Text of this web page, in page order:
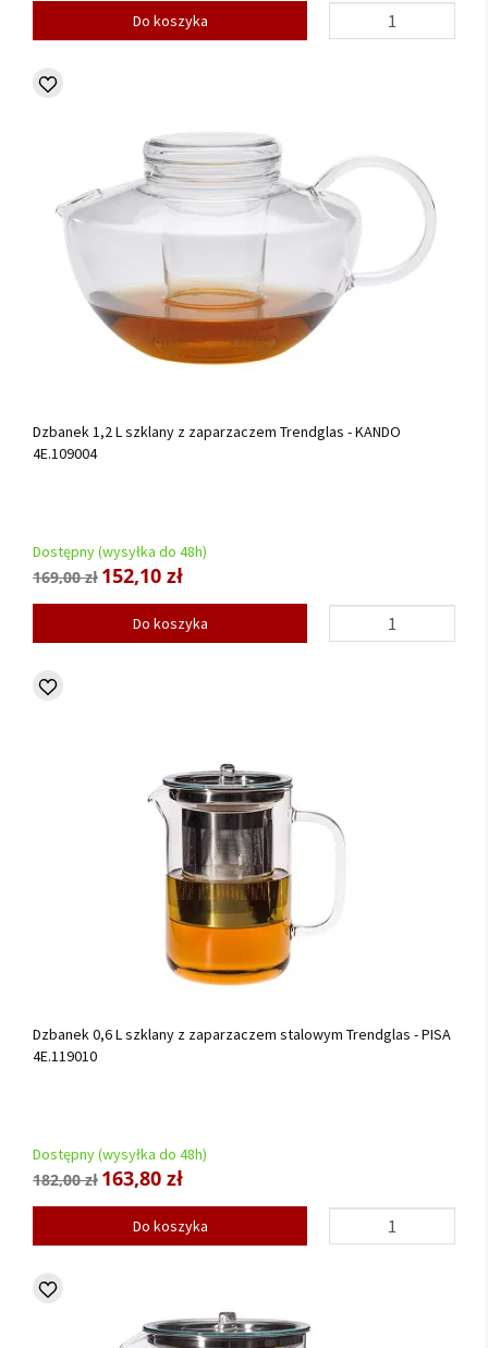
Do koszyka
Dzbanek 1,2 L szklany z zaparzaczem Trendglas - KANDO
4E.109004
Dostępny (wysyłka do 48h)
169,00 zł 152,10 zł
Do koszyka
Dzbanek 0,6 L szklany z zaparzaczem stalowym Trendglas - PISA
4E.119010
Dostępny (wysyłka do 48h)
182,00 zł 163,80 zł
Do koszyka